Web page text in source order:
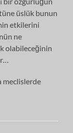
üslük bunun
etkilerini
ne
olabileceğinin
meclislerde